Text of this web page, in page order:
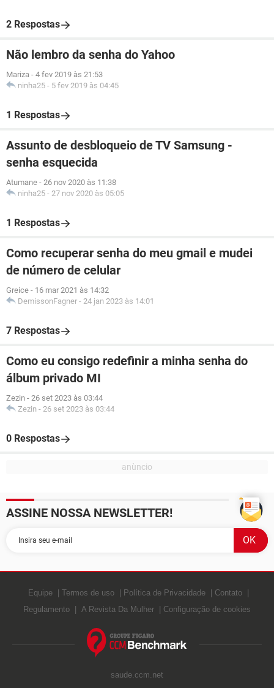
2 Respostas
Não lembro da senha do Yahoo
Mariza - 4 fev 2019 às 21:53
ninha25 - 5 fev 2019 às 04:45
1 Respostas
Assunto de desbloqueio de TV Samsung -
senha esquecida
Atumane - 26 nov 2020 às 11:38
ninha25 - 27 nov 2020 às 05:05
1 Respostas
Como recuperar senha do meu gmail e mudei
de número de celular
Greice - 16 mar 2021 às 14:32
DemissonFagner - 24 jan 2023 às 14:01
7 Respostas
Como eu consigo redefinir a minha senha do
álbum privado MI
Zezin - 26 set 2023 às 03:44
Zezin - 26 set 2023 às 03:44
0 Respostas
ASSINE NOSSA NEWSLETTER!
Equipe Termos de uso Política de Privacidade
Contato
Regulamento
A Revista Da Mulher Configuração de cookies
saude.ccm.net